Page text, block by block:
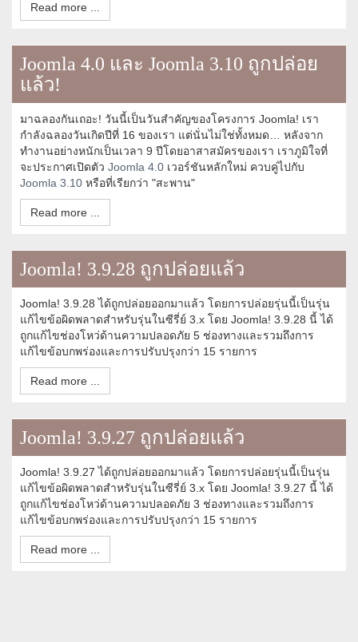
Read more ...
Joomla 4.0 และ Joomla 3.10 ถูกปล่อย
แล้ว!
มาฉลองกันเถอะ! วันนี้เป็นวันสำคัญของโครงการ Joomla! เรา
กำลังฉลองวันเกิดปีที่ 16 ของเรา แต่นั่นไม่ใช่ทั้งหมด… หลังจาก
ทำงานอย่างหนักเป็นเวลา 9 ปีโดยอาสาสมัครของเรา เราภูมิใจที่
จะประกาศเปิดตัว Joomla 4.0 เวอร์ชันหลักใหม่ ควบคู่ไปกับ
Joomla 3.10 หรือที่เรียกว่า "สะพาน"
Read more ...
Joomla! 3.9.28 ถูกปล่อยแล้ว
Joomla! 3.9.28 ได้ถูกปล่อยออกมาแล้ว โดยการปล่อยรุ่นนี้เป็นรุ่น
แก้ไขข้อผิดพลาดสำหรับรุ่นในซีรี่ย์ 3.x โดย Joomla! 3.9.28 นี้ ได้
ถูกแก้ไขช่องโหว่ด้านความปลอดภัย 5 ช่องทางและรวมถึงการ
แก้ไขข้อบกพร่องและการปรับปรุงกว่า 15 รายการ
Read more ...
Joomla! 3.9.27 ถูกปล่อยแล้ว
Joomla! 3.9.27 ได้ถูกปล่อยออกมาแล้ว โดยการปล่อยรุ่นนี้เป็นรุ่น
แก้ไขข้อผิดพลาดสำหรับรุ่นในซีรี่ย์ 3.x โดย Joomla! 3.9.27 นี้ ได้
ถูกแก้ไขช่องโหว่ด้านความปลอดภัย 3 ช่องทางและรวมถึงการ
แก้ไขข้อบกพร่องและการปรับปรุงกว่า 15 รายการ
Read more ...